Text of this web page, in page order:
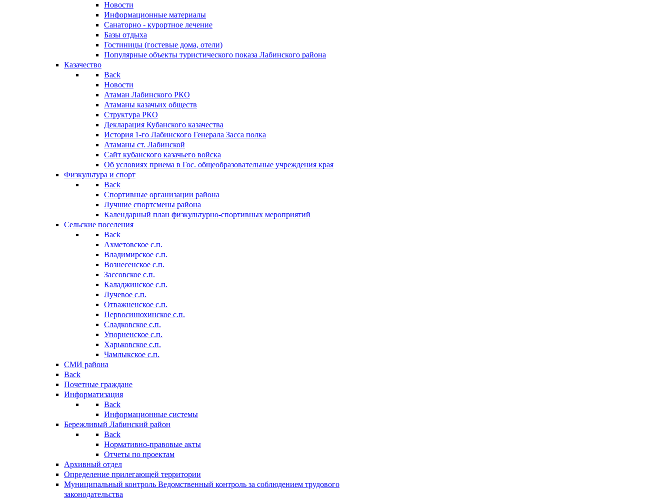
Новости
Информационные материалы
Санаторно - курортное лечение
Базы отдыха
Гостиницы (гостевые дома, отели)
Популярные объекты туристического показа Лабинского района
Казачество
Back
Новости
Атаман Лабинского РКО
Атаманы казачьих обществ
Структура РКО
Декларация Кубанского казачества
История 1-го Лабинского Генерала Засса полка
Атаманы ст. Лабинской
Cайт кубанского казачьего войска
Об условиях приема в Гос. общеобразовательные учреждения края
Физкультура и спорт
Back
Спортивные организации района
Лучшие спортсмены района
Календарный план физкультурно-спортивных мероприятий
Сельские поселения
Back
Ахметовское с.п.
Владимирское с.п.
Вознесенское с.п.
Зассовское с.п.
Каладжинское с.п.
Лучевое с.п.
Отважненское с.п.
Первосинюхинское с.п.
Сладковское с.п.
Упорненское с.п.
Харьковское с.п.
Чамлыкское с.п.
СМИ района
Back
Почетные граждане
Информатизация
Back
Информационные системы
Бережливый Лабинский район
Back
Нормативно-правовые акты
Отчеты по проектам
Архивный отдел
Определение прилегающей территории
Муниципальный контроль Ведомственный контроль за соблюдением трудового
законодательства